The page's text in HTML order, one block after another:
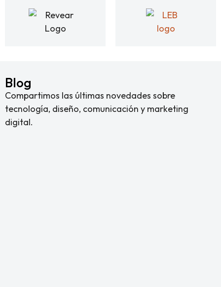
Blog
Compartimos las últimas novedades sobre
tecnología, diseño, comunicación y marketing
digital.